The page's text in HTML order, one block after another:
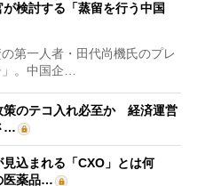
検討する「蒸留を行う中国
第一人者・田代尚機氏のプレ
」。中国企…
策のテコ入れ必至か 経済運営
…
込まれる「CXO」とは何
医薬品…